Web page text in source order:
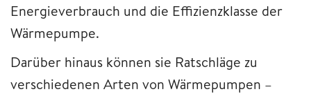
Energieverbrauch und die Effizienzklasse der
Wärmepumpe.
Darüber hinaus können sie Ratschläge zu
verschiedenen Arten von Wärmepumpen –